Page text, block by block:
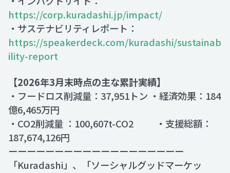
https://corp.kuradashi.jp/impact/
・サステナビリティレポート：
https://speakerdeck.com/kuradashi/sustainab
ility-report
【2026年3月末時点の主な累計実績】
・フードロス削減量：37,951トン ・経済効果：184
億6,465万円
・CO2削減量 ：100,607t-CO2 ・支援総額：
187,674,126円
ーーーーーーーーーーーーーーーーーーー
「Kuradashi」、「ソーシャルグッドマーケッ